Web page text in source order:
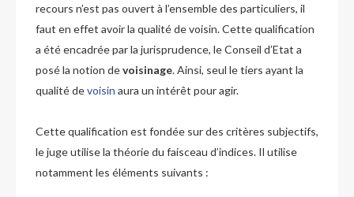
recours n’est pas ouvert à l’ensemble des particuliers, il
faut en effet avoir la qualité de voisin. Cette qualification
a été encadrée par la jurisprudence, le Conseil d’Etat a
posé la notion devoisinage. Ainsi, seul le tiers ayant la
qualité devoisin aura un intérêt pour agir.
Cette qualification est fondée sur des critères subjectifs,
le juge utilise la théorie du faisceau d’indices. Il utilise
notamment les éléments suivants :